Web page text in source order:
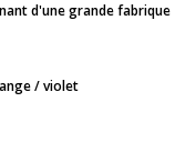
d'une grande fabrique
/ violet